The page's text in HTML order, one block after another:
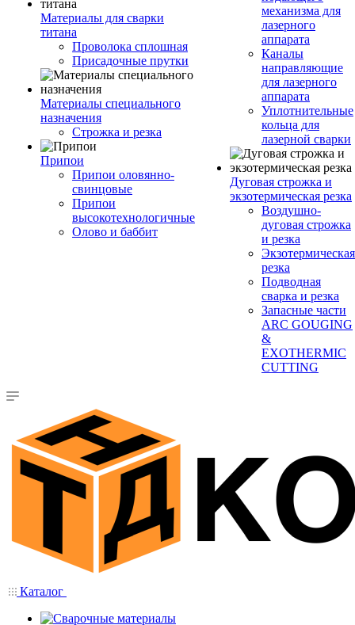
Материалы для сварки
титана
Проволока сплошная
Присадочные прутки
Материалы специального
назначения
Строжка и резка
Припои
Припои оловянно-
свинцовые
Припои
высокотехнологичные
Олово и баббит
механизма для
лазерного
аппарата
Каналы
направляющие
для лазерного
аппарата
Уплотнительные
кольца для
лазерной сварки
Дуговая строжка и
экзотермическая резка
Воздушно-
дуговая строжка
и резка
Экзотермическая
резка
Подводная
сварка и резка
Запасные части
ARC GOUGING
&
EXOTHERMIC
CUTTING
Каталог